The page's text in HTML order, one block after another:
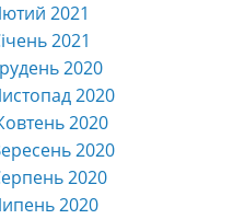
2021
2021
2020
2020
2020
2020
2020
2020